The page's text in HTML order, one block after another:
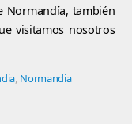
Normandía, también
visitamos nosotros
, Normandia